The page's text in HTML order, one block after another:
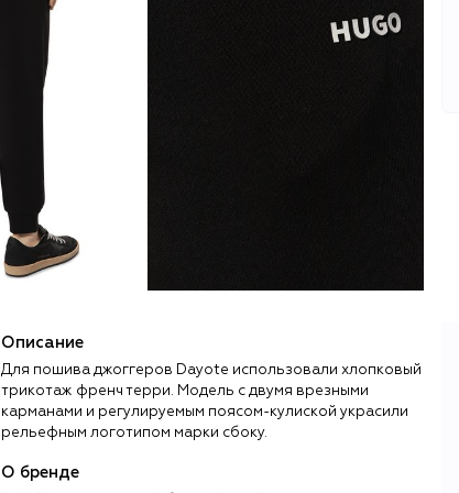
Описание
Для пошива джоггеров Dayote использовали хлопковый
трикотаж френч терри. Модель с двумя врезными
карманами и регулируемым поясом-кулиской украсили
рельефным логотипом марки сбоку.
О бренде